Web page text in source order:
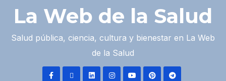
La Web de la Salud
Salud pública, ciencia, cultura y bienestar en La Web
de la Salud